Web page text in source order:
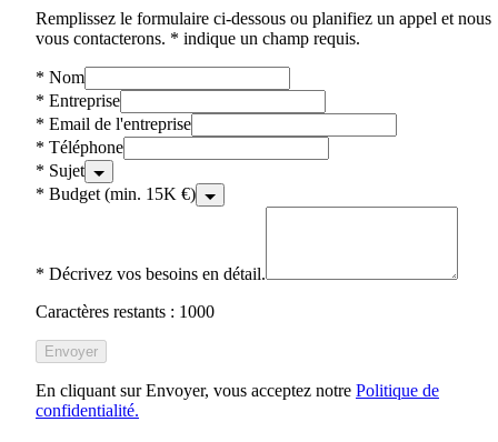
Remplissez le formulaire ci-dessous ou planifiez un appel et nous
vous contacterons. * indique un champ requis.
* Nom
* Entreprise
* Email de l'entreprise
* Téléphone
* Sujet
* Budget (min. 15K €)
* Décrivez vos besoins en détail.
Caractères restants : 1000
Envoyer
En cliquant sur Envoyer, vous acceptez notre Politique de
confidentialité.